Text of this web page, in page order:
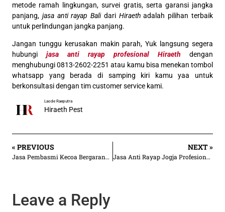
metode ramah lingkungan, survei gratis, serta garansi jangka
panjang, jasa anti rayap Balidari Hiraethadalah pilihan terbaik
untuk perlindungan jangka panjang.
Jangan tunggu kerusakan makin parah, Yuk langsung segera
hubungi jasa anti rayap profesional Hiraeth dengan
menghubungi 0813-2602-2251 atau kamu bisa menekan tombol
whatsapp yang berada di samping kiri kamu yaa untuk
berkonsultasi dengan tim customer service kami.
Laode Raeputra
Hiraeth Pest
« PREVIOUS
Jasa Pembasmi Kecoa Bergaransi & Terpercaya Hiraeth
NEXT »
Jasa Anti Rayap Jogja Profesional & Bergaransi | Hiraeth
Leave a Reply